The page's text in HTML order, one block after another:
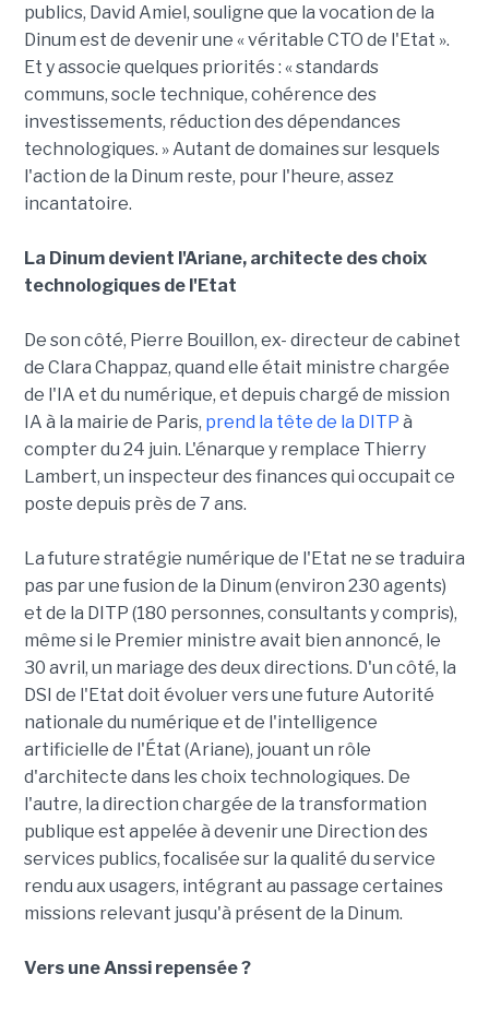
publics, David Amiel, souligne que la vocation de la
Dinum est de devenir une « véritable CTO de l'Etat ».
Et y associe quelques priorités : « standards
communs, socle technique, cohérence des
investissements, réduction des dépendances
technologiques. » Autant de domaines sur lesquels
l'action de la Dinum reste, pour l'heure, assez
incantatoire.
La Dinum devient l'Ariane, architecte des choix
technologiques de l'Etat
De son côté, Pierre Bouillon, ex- directeur de cabinet
de Clara Chappaz, quand elle était ministre chargée
de l'IA et du numérique, et depuis chargé de mission
IA à la mairie de Paris, prend la tête de la DITP à
compter du 24 juin. L'énarque y remplace Thierry
Lambert, un inspecteur des finances qui occupait ce
poste depuis près de 7 ans.
La future stratégie numérique de l'Etat ne se traduira
pas par une fusion de la Dinum (environ 230 agents)
et de la DITP (180 personnes, consultants y compris),
même si le Premier ministre avait bien annoncé, le
30 avril, un mariage des deux directions. D'un côté, la
DSI de l'Etat doit évoluer vers une future Autorité
nationale du numérique et de l'intelligence
artificielle de l'État (Ariane), jouant un rôle
d'architecte dans les choix technologiques. De
l'autre, la direction chargée de la transformation
publique est appelée à devenir une Direction des
services publics, focalisée sur la qualité du service
rendu aux usagers, intégrant au passage certaines
missions relevant jusqu'à présent de la Dinum.
Vers une Anssi repensée ?